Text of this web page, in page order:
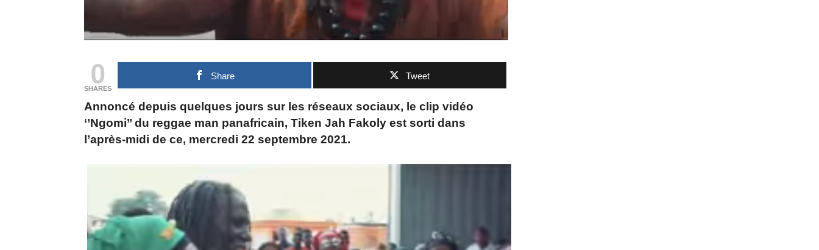
0
SHARES
Share Tweet
Annoncé depuis quelques jours sur les réseaux sociaux, le clip vidéo
‘’Ngomi’’ du reggae man panafricain, Tiken Jah Fakoly est sorti dans
l’après-midi de ce, mercredi 22 septembre 2021.